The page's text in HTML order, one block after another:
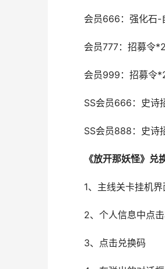
会员666：强化石-
会员777：招募令*2
会员999：招募令*2
SS会员666：史诗
SS会员888：史诗
《放开那妖怪》兑
1、主线关卡挂机界
2、个人信息中点击
3、点击兑换码